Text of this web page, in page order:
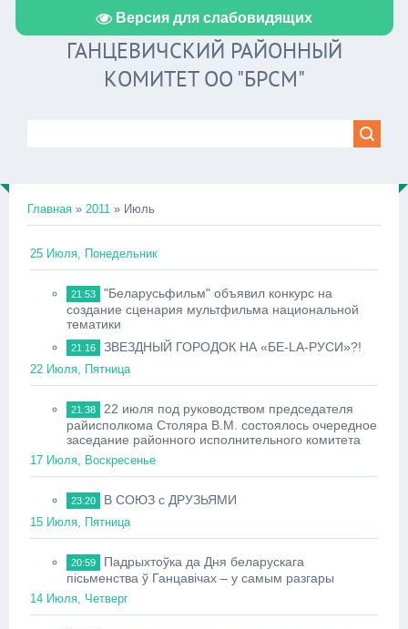
Версия для слабовидящих
ГАНЦЕВИЧСКИЙ РАЙОННЫЙ
КОМИТЕТ ОО "БРСМ"
Главная » 2011 » Июль
25 Июля, Понедельник
21:53
"Беларусьфильм" объявил конкурс на
создание сценария мультфильма национальной
тематики
21:16 ЗВЕЗДНЫЙ ГОРОДОК НА «БЕ-LА-РУСИ»?!
22 Июля, Пятница
21:38
22 июля под руководством председателя
райисполкома Столяра В.М. состоялось очередное
заседание районного исполнительного комитета
17 Июля, Воскресенье
23:20 В СОЮЗ с ДРУЗЬЯМИ
15 Июля, Пятница
20:59
Падрыхтоўка да Дня беларускага
пісьменства ў Ганцавічах – у самым разгары
14 Июля, Четверг